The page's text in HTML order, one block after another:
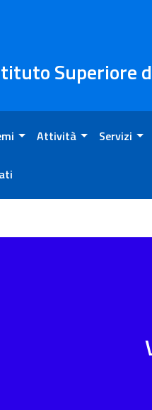
Superiore
Attività Servizi